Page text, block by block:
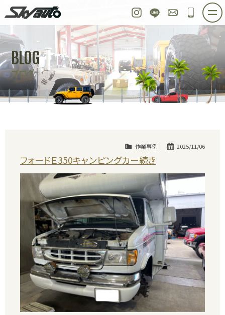
Instagram
LINE お問い合わせ
048-
ホーム 在庫車情報 ご購入プラン
整備作業実例 パーツ販売 買取＆オーダー
店舗紹介 工場紹介 会社概要
スタッフ紹介 求人情報 公式ブログ
BLOG
ブログ
2025/11/06
作業事例
フォードＥ350キャンピングカー続き